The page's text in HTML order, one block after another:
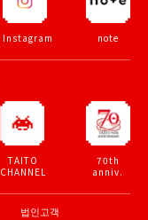
Instagram note
TAITO
CHANNEL
70th
anniv.
법인고객